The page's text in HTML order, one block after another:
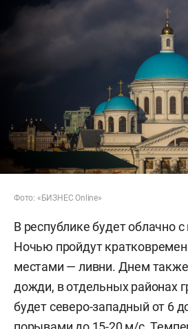
Фото: «БИЗНЕС Online»
В республике будет облачно
Ночью пройдут
местами — ливни. Днем
дожди, в отдельных районах
будет северо-западный от 6